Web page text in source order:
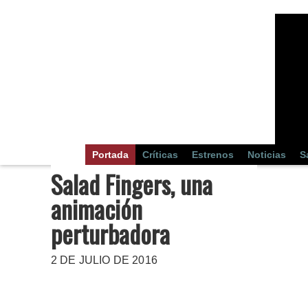
Portada Críticas Estrenos Noticias
Salad Fingers, una
animación
perturbadora
2 DE JULIO DE 2016